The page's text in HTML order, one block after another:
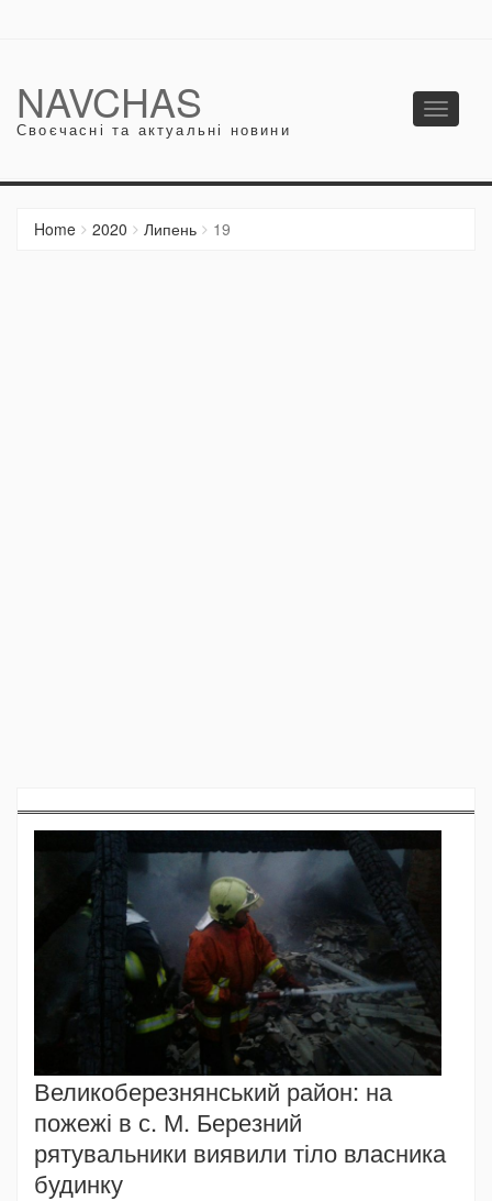
NAVCHAS
Своєчасні та актуальні новини
Toggle
Home 2020 Липень 19
Великоберезнянський район: на
пожежі в с. М. Березний
рятувальники виявили тіло власника
будинку